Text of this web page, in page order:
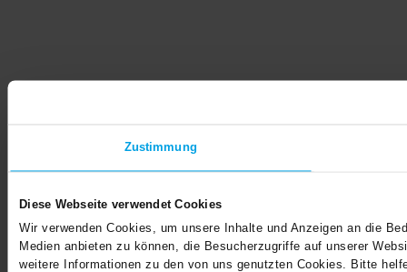
Zustimmung
Diese Webseite verwendet Cookies
Wir verwenden Cookies, um unsere Inhalte und Anzeigen an die
Medien anbieten zu können, die Besucherzugriffe auf unserer
weitere Informationen zu den von uns genutzten Cookies. Bitte